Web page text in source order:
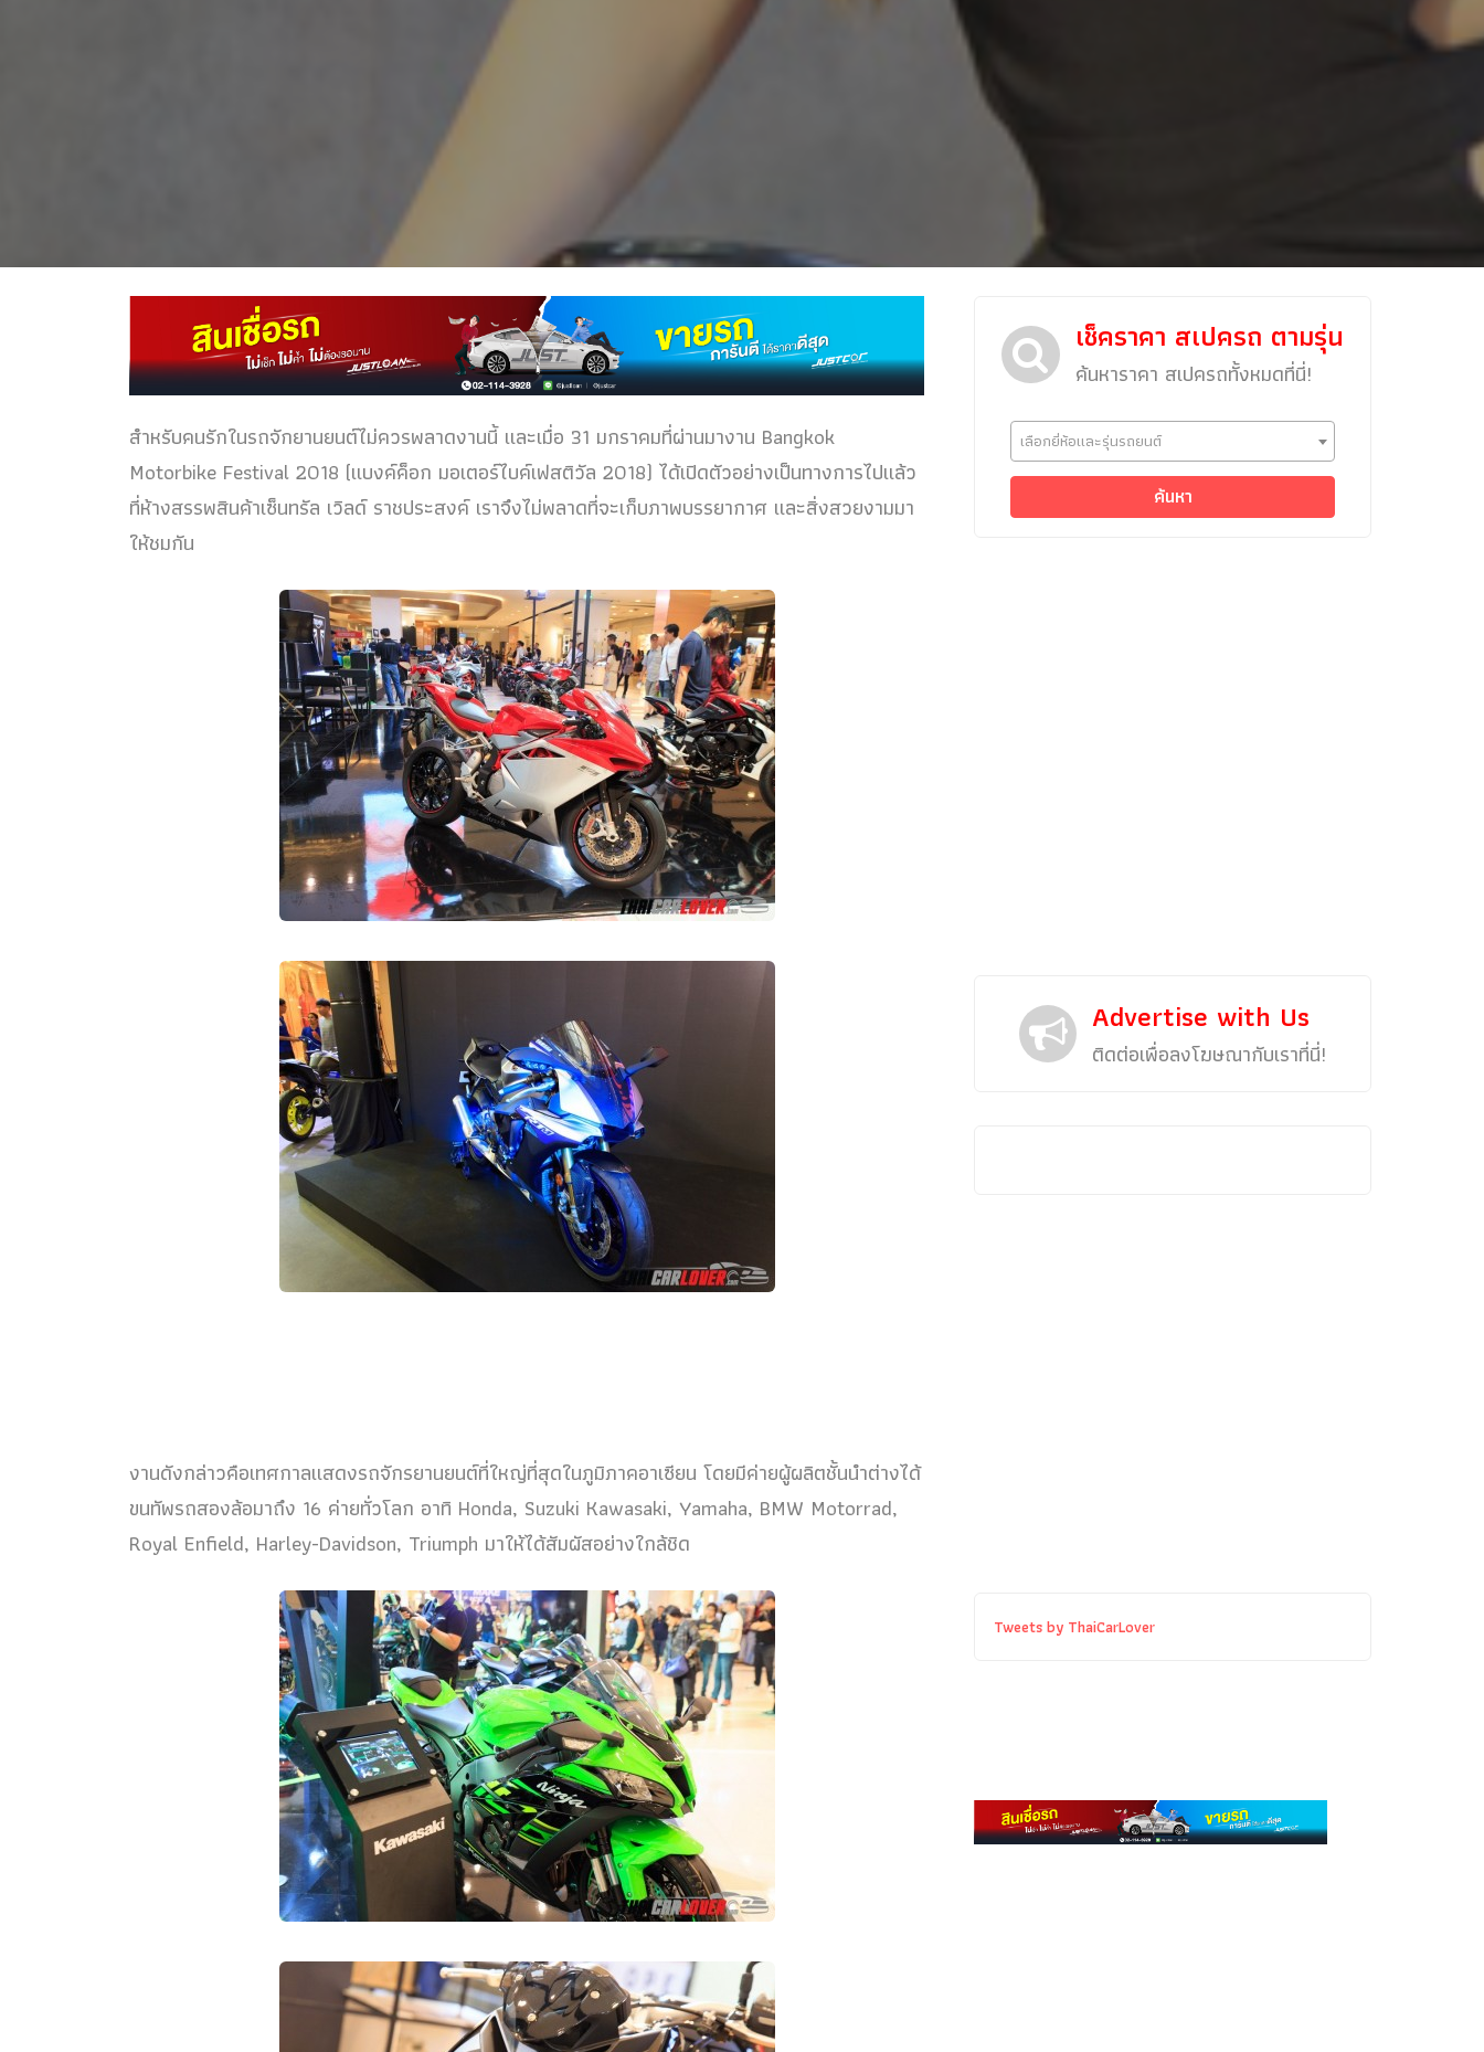
Concept Car
สำหรับคนรักในรถจักยานยนต์ไม่ควรพลาดงานนี้ และเมื่อ 31 มกราคมที่ผ่านมางาน Bangkok
Motorbike Festival 2018 (แบงค์ค็อก มอเตอร์ไบค์เฟสติวัล 2018) ได้เปิดตัวอย่างเป็นทางการไปแล้ว
ที่ห้างสรรพสินค้าเซ็นทรัล เวิลด์ ราชประสงค์ เราจึงไม่พลาดที่จะเก็บภาพบรรยากาศ และสิ่งสวยงามมา
ให้ชมกัน
งานดังกล่าวคือเทศกาลแสดงรถจักรยานยนต์ที่ใหญ่ที่สุดในภูมิภาคอาเซียน โดยมีค่ายผู้ผลิตชั้นนำต่างได้
ขนทัพรถสองล้อมาถึง 16 ค่ายทั่วโลก อาทิ Honda, Suzuki Kawasaki, Yamaha, BMW Motorrad,
Royal Enfield, Harley-Davidson, Triumph มาให้ได้สัมผัสอย่างใกล้ชิด
เช็คราคา สเปครถ ตามรุ่น
ค้นหาราคา สเปครถทั้งหมดที่นี่!
เลือกยี่ห้อและรุ่นรถยนต์
ค้นหา
Advertise with Us
ติดต่อเพื่อลงโฆษณากับเราที่นี่!
Tweets by ThaiCarLover